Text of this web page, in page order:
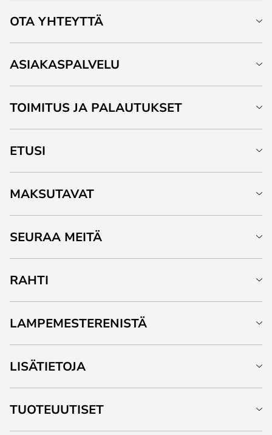
OTA YHTEYTTÄ
ASIAKASPALVELU
TOIMITUS JA PALAUTUKSET
ETUSI
MAKSUTAVAT
SEURAA MEITÄ
RAHTI
LAMPEMESTERENISTÄ
LISÄTIETOJA
TUOTEUUTISET